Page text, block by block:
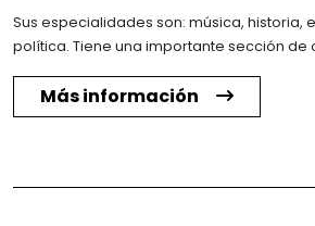
Sus especialidades son: música, historia,
política. Tiene una importante sección de
Más información